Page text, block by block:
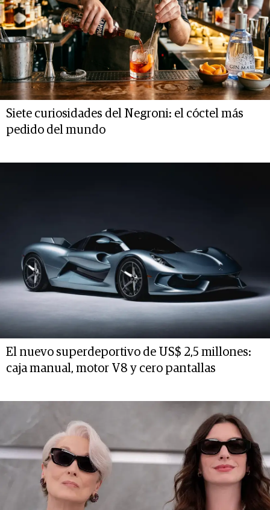
Siete curiosidades del Negroni: el cóctel más
pedido del mundo
El nuevo superdeportivo de US$ 2,5 millones:
caja manual, motor V8 y cero pantallas